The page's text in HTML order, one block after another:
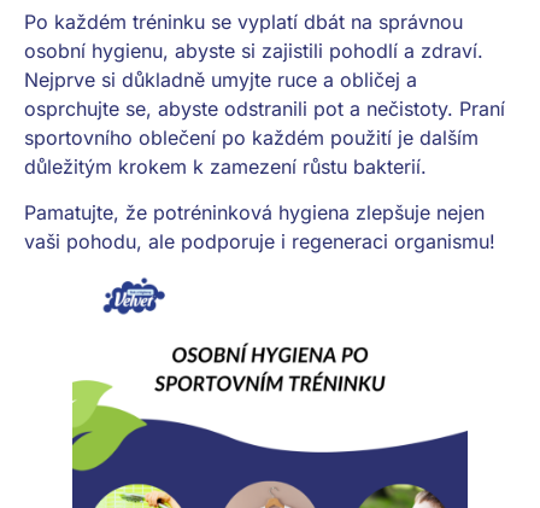
Po každém tréninku se vyplatí dbát na správnou
osobní hygienu, abyste si zajistili pohodlí a zdraví.
Nejprve si důkladně umyjte ruce a obličej a
osprchujte se, abyste odstranili pot a nečistoty. Praní
sportovního oblečení po každém použití je dalším
důležitým krokem k zamezení růstu bakterií.
Pamatujte, že potréninková hygiena zlepšuje nejen
vaši pohodu, ale podporuje i regeneraci organismu!